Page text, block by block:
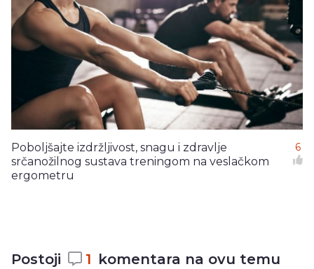
Poboljšajte izdržljivost, snagu i zdravlje
srčanožilnog sustava treningom na veslačkom
ergometru
6
Postoji 1 komentara na ovu temu